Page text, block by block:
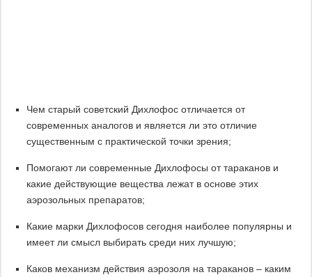
Чем старый советский Дихлофос отличается от
современных аналогов и является ли это отличие
существенным с практической точки зрения;
Помогают ли современные Дихлофосы от тараканов и
какие действующие вещества лежат в основе этих
аэрозольных препаратов;
Какие марки Дихлофосов сегодня наиболее популярны и
имеет ли смысл выбирать среди них лучшую;
Каков механизм действия аэрозоля на тараканов – каким